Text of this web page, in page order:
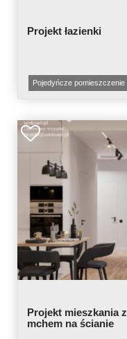
Projekt łazienki
Pojedyńcze pomieszczenie
Projekt mieszkania z
mchem na ścianie